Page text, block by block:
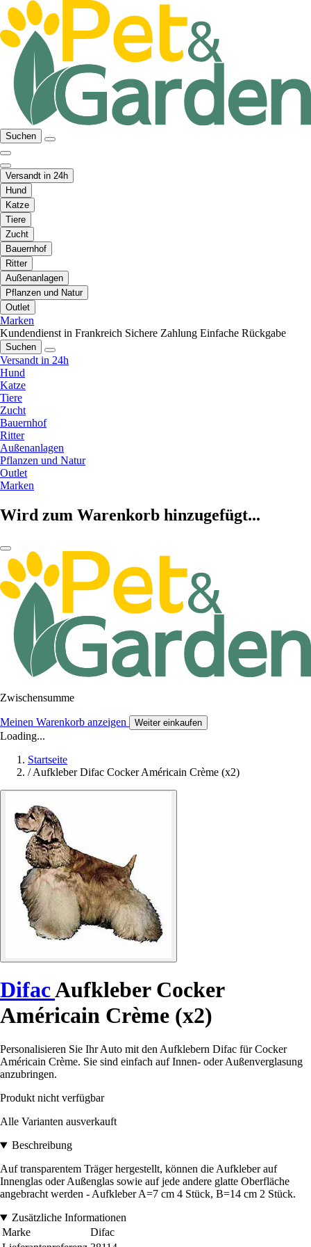
Suchen
Versandt in 24h
Hund
Katze
Tiere
Zucht
Bauernhof
Ritter
Außenanlagen
Pflanzen und Natur
Outlet
Marken
Kundendienst in Frankreich Sichere Zahlung Einfache Rückgabe
Suchen
Versandt in 24h
Hund
Katze
Tiere
Zucht
Bauernhof
Ritter
Außenanlagen
Pflanzen und Natur
Outlet
Marken
Wird zum Warenkorb hinzugefügt...
Zwischensumme
Meinen Warenkorb anzeigen Weiter einkaufen
Loading...
Startseite
/ Aufkleber Difac Cocker Américain Crème (x2)
DifacAufkleber Cocker
Américain Crème (x2)
Personalisieren Sie Ihr Auto mit den Aufklebern Difac für Cocker
Américain Crème. Sie sind einfach auf Innen- oder Außenverglasung
anzubringen.
Produkt nicht verfügbar
Alle Varianten ausverkauft
Beschreibung
Auf transparentem Träger hergestellt, können die Aufkleber auf
Innenglas oder Außenglas sowie auf jede andere glatte Oberfläche
angebracht werden - Aufkleber A=7 cm 4 Stück, B=14 cm 2 Stück.
Zusätzliche Informationen
Marke
Difac